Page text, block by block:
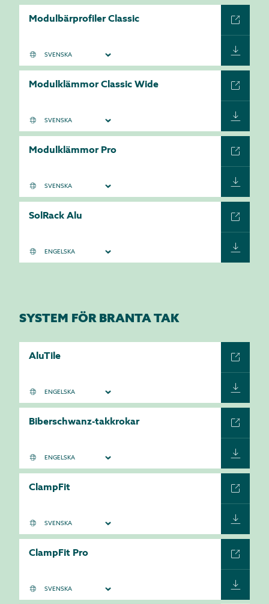
Modulbärprofiler Classic
Modulklämmor Classic Wide
Modulklämmor Pro
SolRack Alu
SYSTEM FÖR BRANTA TAK
AluTile
Biberschwanz-takkrokar
ClampFit
ClampFit Pro